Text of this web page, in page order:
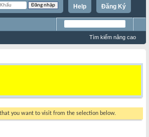
Đăng Ký
Help
Tìm kiếm nâng cao
you want to visit from the selection below.